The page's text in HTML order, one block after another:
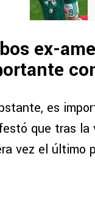
ex-
es
que tras la
vez el último